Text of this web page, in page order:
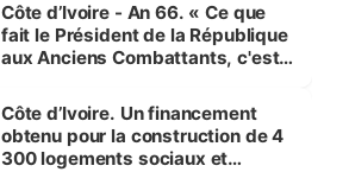
Côte d’Ivoire - An 66. « Ce que
fait le Président de la République
aux Anciens Combattants, c'est
Côte d’Ivoire. Un financement
obtenu pour la construction de 4
300 logements sociaux et